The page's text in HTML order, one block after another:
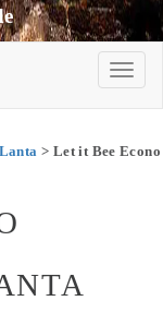
> Let it Bee Econo